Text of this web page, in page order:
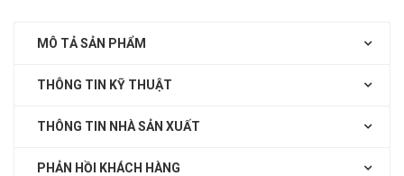
MÔ TẢ SẢN PHẨM
THÔNG TIN KỸ THUẬT
THÔNG TIN NHÀ SẢN XUẤT
PHẢN HỒI KHÁCH HÀNG